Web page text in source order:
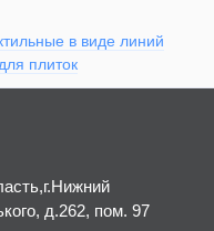
в виде линий
плиток
д.262, пом. 97